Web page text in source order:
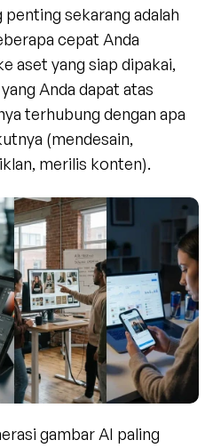
penting sekarang adalah
cepat Anda
aset yang siap dipakai,
Anda dapat atas
terhubung dengan apa
(mendesain,
merilis konten).
gambar AI paling